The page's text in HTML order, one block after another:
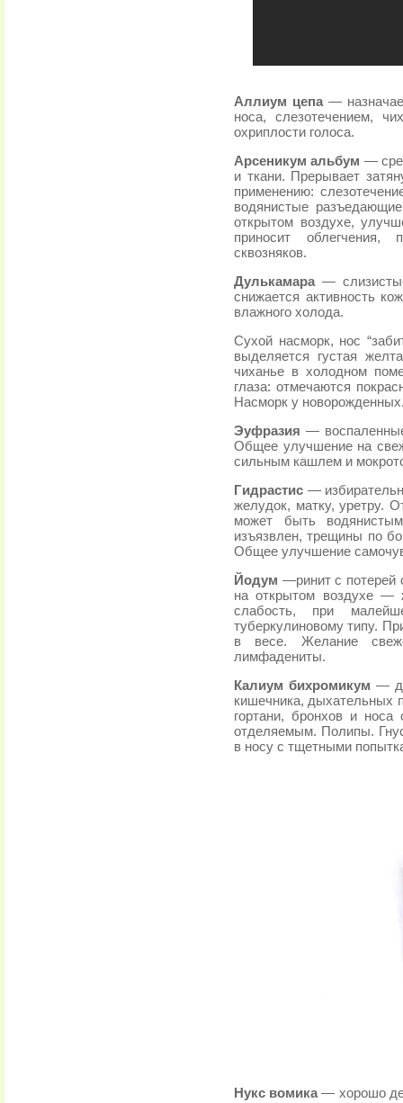
Аллиум цепа —
носа, слезотечением,
охриплости голоса.
Арсеникум альбум —
и ткани. Прерывает
применению:
водянистые
открытом воздухе,
приносит облегчения,
сквозняков.
Дулькамара—
снижается активность
влажного холода.
Сухой насморк, нос
выделяется густая
чиханье в холодном
глаза: отмечаются
Насморк у
Эуфразия—
Общее улучшение на
сильным кашлем и
Гидрастис —
желудок, матку, уретру.
может быть
изъязвлен, трещины по
Общее улучшение
Йодум —ринит с потерей
на открытом воздухе —
слабость, при
туберкулиновому типу.
в весе. Желание
лимфадениты.
Калиум бихромикум —
кишечника, дыхательных
гортани, бронхов и носа
отделяемым. Полипы.
в носу с тщетными
Нукс вомика— хорошо